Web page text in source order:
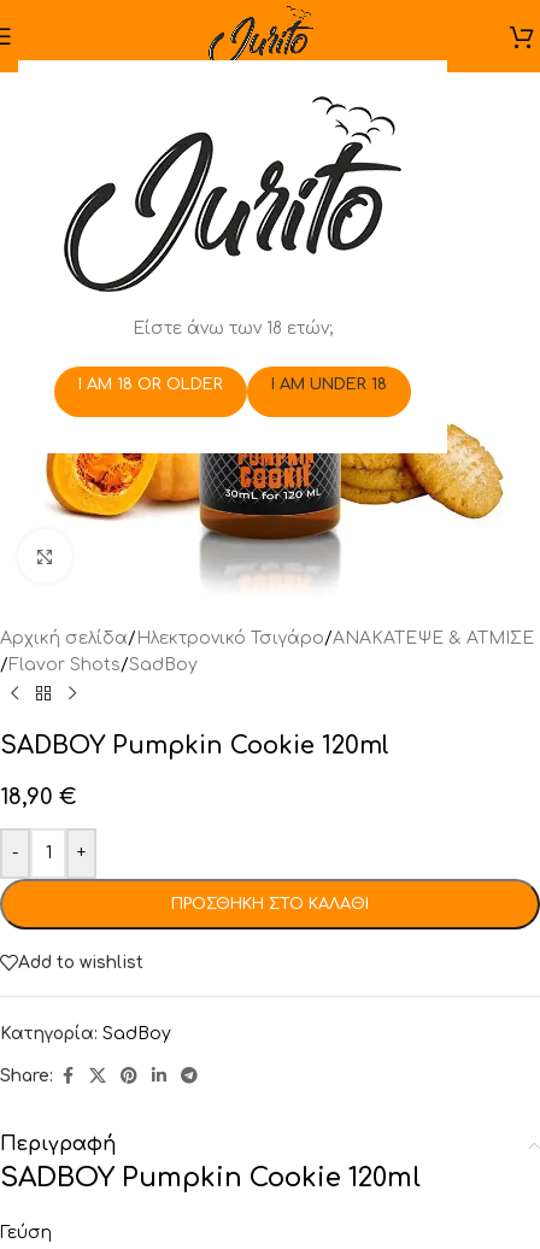
Είστε άνω των 18 ετών;
I AM 18 OR OLDER I AM UNDER 18
Αρχική σελίδα/ Ηλεκτρονικό Τσιγάρο/ΑΝΑΚΑΤΕΨΕ & ΑΤΜΙΣΕ
/Flavor Shots/SadBoy
SADBOY Pumpkin Cookie 120ml
18,90 €
- +
ΠΡΟΣΘΉΚΗ ΣΤΟ ΚΑΛΆΘΙ
Add to wishlist
Κατηγορία: SadBoy
Share:
Περιγραφή
SADBOY Pumpkin Cookie 120ml
Γεύση